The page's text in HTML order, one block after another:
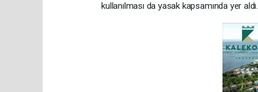
kullanılması da yasak kapsamında yer aldı.